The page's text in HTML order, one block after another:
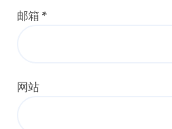
邮箱 *
网站